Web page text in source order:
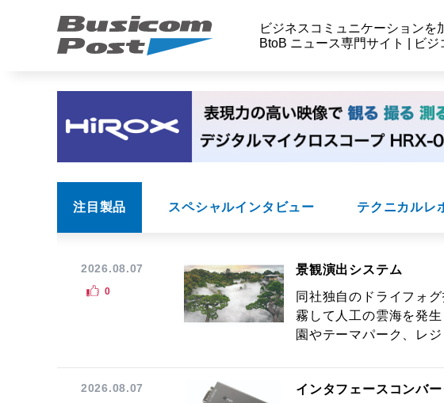
ビジネスコミュニケーションを
BtoB ニュース専門サイト | ビジ
注目製品 スペシャルインタビュー テクニカルレ
2026.08.07
景観演出システム
同社独自のドライフォ
霧して人工の雲海を発
園やテーマパーク、レ
0
2026.08.07
インタフェースコンバー